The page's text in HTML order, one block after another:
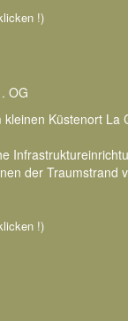
!)
OG
Küstenort La
der Traumstrand
!)